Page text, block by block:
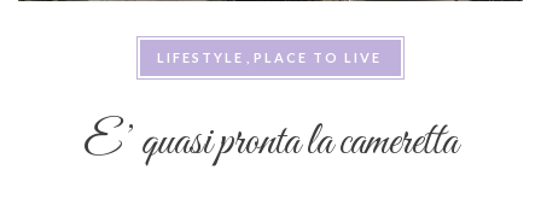
LIFESTYLE PLACE TO LIVE
E’ quasi pronta la cameretta